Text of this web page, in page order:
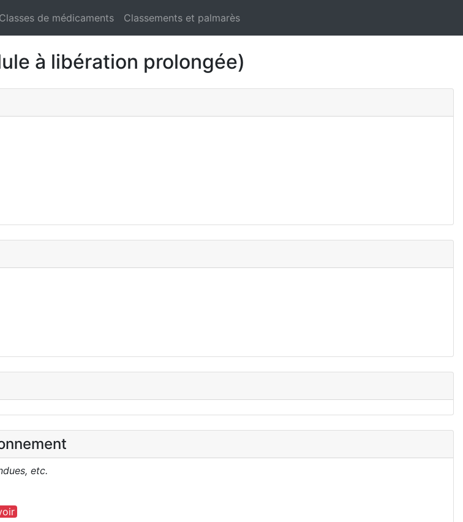
Classes de médicaments Classements et palmarès
à libération prolongée)
etc.